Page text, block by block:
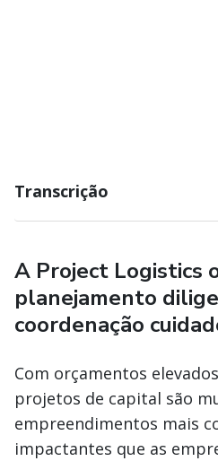
Transcrição
A Project Logistics
planejamento
coordenação
Com orçamentos
projetos de capital são
empreendimentos mais
impactantes que as